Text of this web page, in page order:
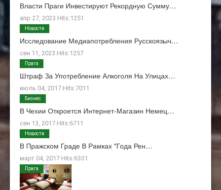
Власти Праги Инвестируют Рекордную Сумму…
апр 27, 2023 Hits:1251
Исследование Медиапотребления Русскоязыч…
сен 11, 2023 Hits:1257
Новости
Штраф За Употребление Алкоголя На Улицах…
июль 04, 2017 Hits:7011
Прага
В Чехии Откроется Интернет-Магазин Немец…
сен 13, 2017 Hits:6711
Бизнес
В Пражском Граде В Рамках "Года Рен…
март 04, 2017 Hits:6331
Новости
Прага